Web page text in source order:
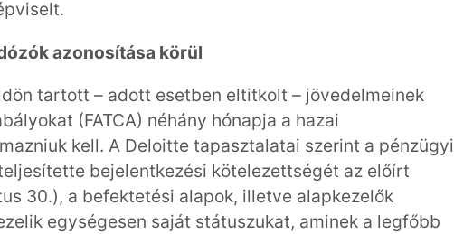
azonosítása körül
tartott – adott esetben eltitkolt – jövedelmeinek
(FATCA) néhány hónapja a hazai
kell. A Deloitte tapasztalatai szerint a pénzügyi
bejelentkezési kötelezettségét az előírt
30.), a befektetési alapok, illetve alapkezelők
egységesen saját státuszukat, aminek a legfőbb